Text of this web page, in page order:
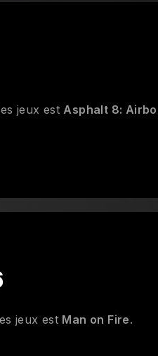
jeux estAsphalt 8:
jeux est Man on Fire.